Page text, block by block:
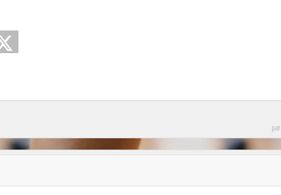
par